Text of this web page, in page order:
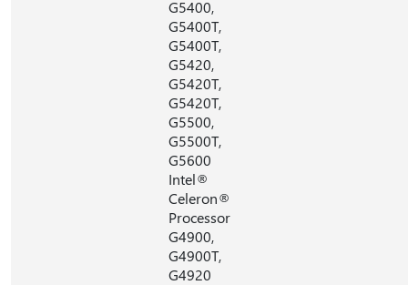
G5400,
G5400T,
G5400T,
G5420,
G5420T,
G5420T,
G5500,
G5500T,
G5600
Intel®
Celeron®
Processor
G4900,
G4900T,
G4920